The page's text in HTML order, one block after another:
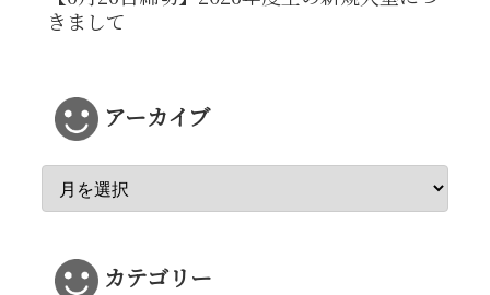
きまして
アーカイブ
カテゴリー